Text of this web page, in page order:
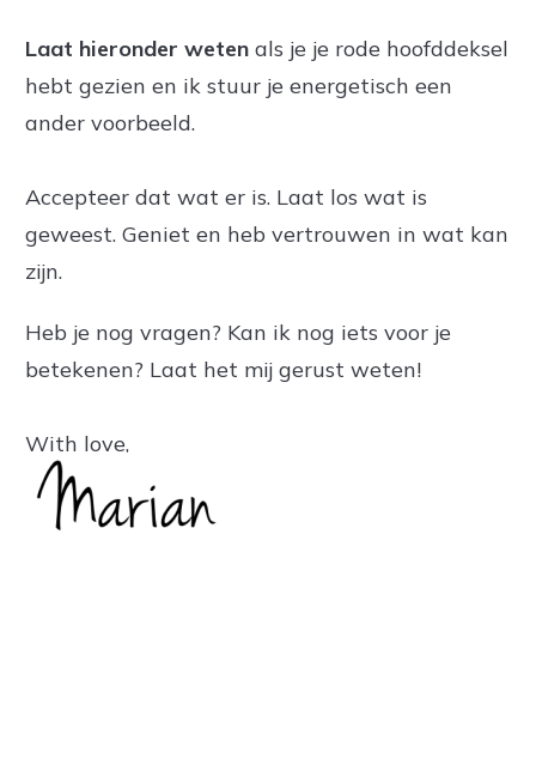
Laat hieronder weten als je je rode hoofddeksel
hebt gezien en ik stuur je energetisch een
ander voorbeeld.
Accepteer dat wat er is. Laat los wat is
geweest. Geniet en heb vertrouwen in wat kan
zijn.
Heb je nog vragen? Kan ik nog iets voor je
betekenen? Laat het mij gerust weten!
With love,